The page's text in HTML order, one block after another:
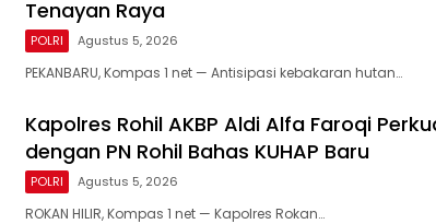
Tenayan Raya
POLRI Agustus 5, 2026
PEKANBARU, Kompas 1 net — Antisipasi kebakaran hutan…
Kapolres Rohil AKBP Aldi Alfa Faroqi
dengan PN Rohil Bahas KUHAP Baru
POLRI Agustus 5, 2026
ROKAN HILIR, Kompas 1 net — Kapolres Rokan…